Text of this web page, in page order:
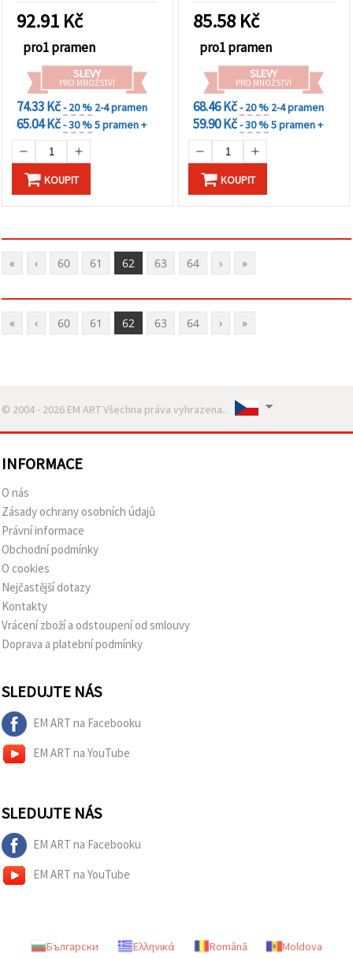
92.91 Kč
pro1 pramen
SLEVY
PRO MNOŽSTVÍ
74.33 Kč- 20 % 2-4 pramen
65.04 Kč- 30 %5 pramen +
KOUPIT
85.58 Kč
pro1 pramen
SLEVY
PRO MNOŽSTVÍ
68.46 Kč- 20 % 2-4 pramen
59.90 Kč- 30 %5 pramen +
KOUPIT
« ‹ 60 61 62 63 64 › »
« ‹ 60 61 62 63 64 › »
© 2004 - 2026 EM ART Všechna práva vyhrazena..
INFORMACE
O nás
Zásady ochrany osobních údajů
Právní informace
Obchodní podmínky
O cookies
Nejčastější dotazy
Kontakty
Vrácení zboží a odstoupení od smlouvy
Doprava a platební podmínky
SLEDUJTE NÁS
EM ART na Facebooku
EM ART na YouTube
SLEDUJTE NÁS
EM ART na Facebooku
EM ART na YouTube
Български Ελληνικά Română Moldova